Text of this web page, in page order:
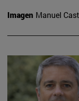
Imagen Manuel